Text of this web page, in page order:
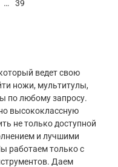
… 39
ведет свою
ножи, мультитулы,
по любому запросу.
высококлассную
не только доступной
и лучшими
работаем только с
Даем